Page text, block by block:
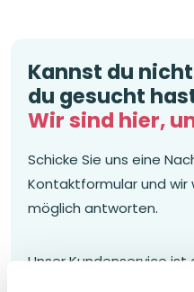
Kannst du
du gesucht
Wir sind hier,
Schicke Sie uns eine
Kontaktformular und wir
möglich antworten.
Unser Kundenservice